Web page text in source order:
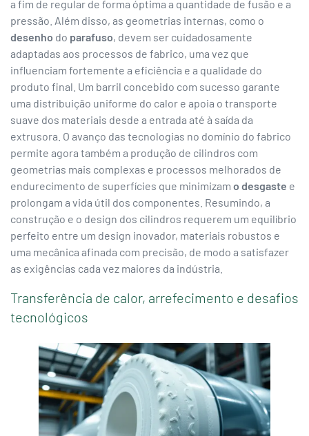
a fim de regular de forma óptima a quantidade de fusão e a
pressão. Além disso, as geometrias internas, como o
desenho do parafuso, devem ser cuidadosamente
adaptadas aos processos de fabrico, uma vez que
influenciam fortemente a eficiência e a qualidade do
produto final. Um barril concebido com sucesso garante
uma distribuição uniforme do calor e apoia o transporte
suave dos materiais desde a entrada até à saída da
extrusora. O avanço das tecnologias no domínio do fabrico
permite agora também a produção de cilindros com
geometrias mais complexas e processos melhorados de
endurecimento de superfícies que minimizam o desgaste e
prolongam a vida útil dos componentes. Resumindo, a
construção e o design dos cilindros requerem um equilíbrio
perfeito entre um design inovador, materiais robustos e
uma mecânica afinada com precisão, de modo a satisfazer
as exigências cada vez maiores da indústria.
Transferência de calor, arrefecimento e desafios
tecnológicos